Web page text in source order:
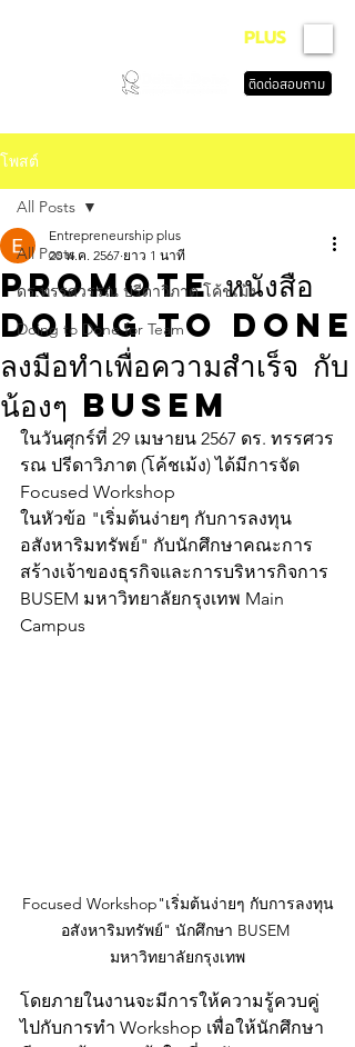
PLUS
ติดต่อสอบถาม
โพสต์
All Posts
ดร.ทรรศวรรณ ปรีดาวิภาต โค้ชเม้ง
Doing to Done for Team
All Posts
Promote หนังสือ
Doing to Done
ลงมือทำเพื่อความสำเร็จ กับ
น้องๆ BUSEM
Entrepreneurship plus
20 พ.ค. 2567 ยาว 1 นาที
ในวันศุกร์ที่ 29 เมษายน 2567 ดร. ทรรศวร
รณ ปรีดาวิภาต (โค้ชเม้ง) ได้มีการจัด
Focused Workshop
ในหัวข้อ "เริ่มต้นง่ายๆ กับการลงทุน
อสังหาริมทรัพย์" กับนักศึกษาคณะการ
สร้างเจ้าของธุรกิจและการบริหารกิจการ
BUSEM มหาวิทยาลัยกรุงเทพ Main
Campus
Focused Workshop"เริ่มต้นง่ายๆ กับการลงทุน
อสังหาริมทรัพย์" นักศึกษา BUSEM
มหาวิทยาลัยกรุงเทพ
โดยภายในงานจะมีการให้ความรู้ควบคู่
ไปกับการทำ Workshop เพื่อให้นักศึกษา